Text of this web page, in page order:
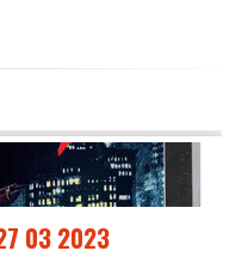
03 2023